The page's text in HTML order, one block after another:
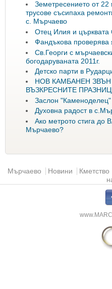
Земетресението от
трусове съсипаха
с. Мърчаево
Oтец Илия и църквата
Фандъкова проверява
Св.Георги с
богодаруваната 2011г.
Детско парти в
НОВ КАМБАНЕН
ВЪЗКРЕСНИТЕ
Заслон "Каменоделец"
Духовна радост в
Ако метрото стига до
Мърчаево?
Основно меню
Мърчаево Новини Кметство